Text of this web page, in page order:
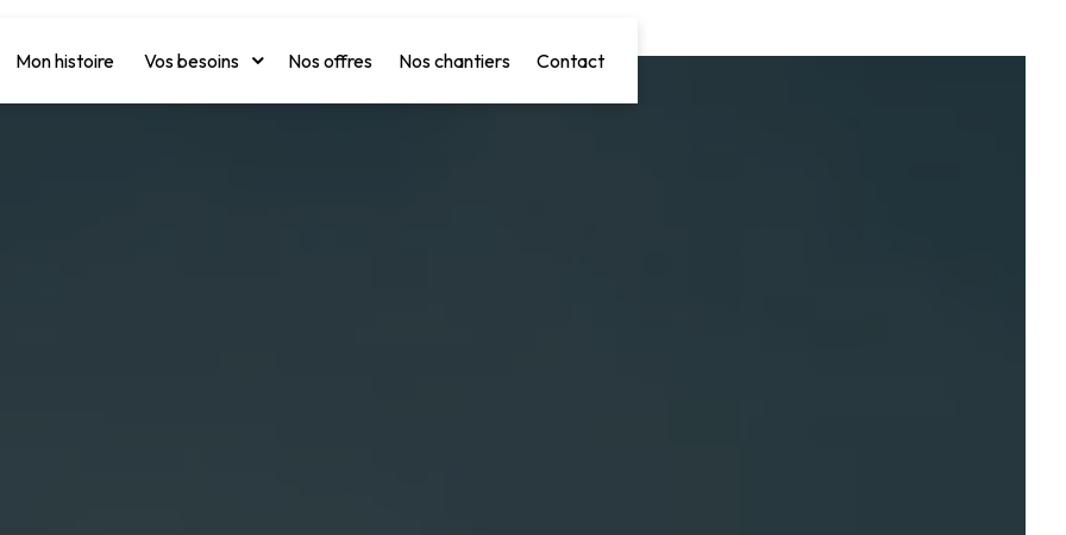
Mon histoire Vos besoins Nos offres Nos chantiers Contact